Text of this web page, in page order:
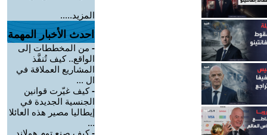
المزيد.....
احدث الأخبار المهمة
- من المخططات إلى
الواقع.. كيف تُنفَّذ
المشاريع العملاقة في
ال ...
-كيف غيّرت قوانين
الجنسية الجديدة في
إيطاليا مصير هذه العائلا
...
-كيف صنع توم هولاند